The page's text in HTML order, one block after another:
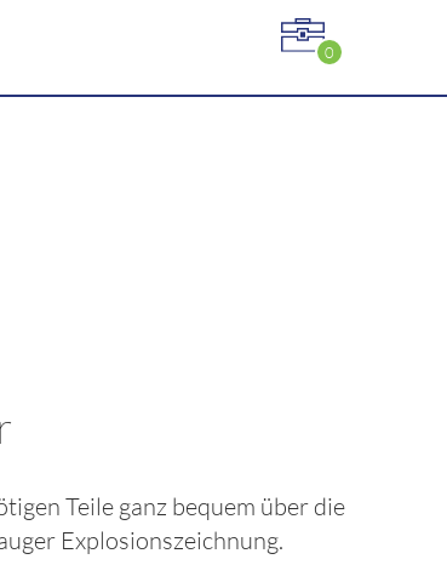
0
Teile ganz bequem über die
Explosionszeichnung.